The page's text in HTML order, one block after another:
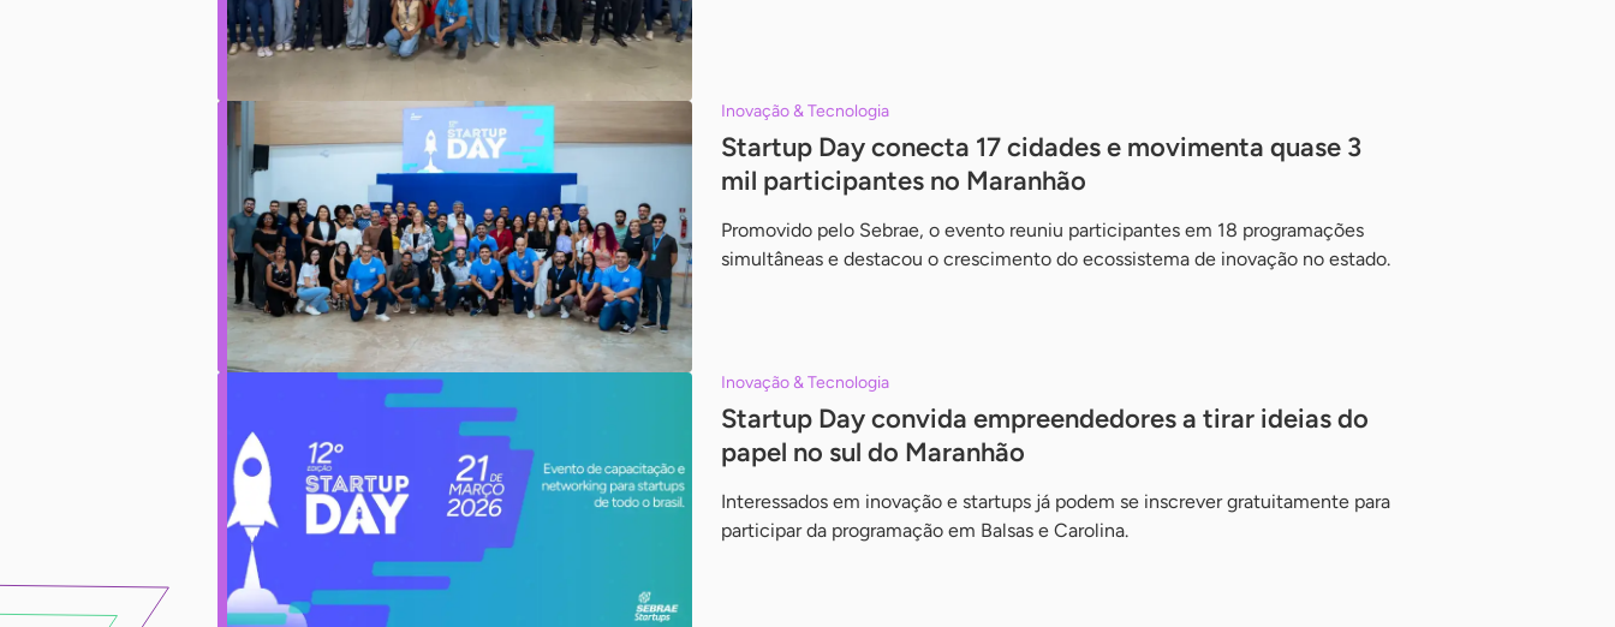
Inovação & Tecnologia
Startup Day conecta 17 cidades e movimenta quase 3
mil participantes no Maranhão
Promovido pelo Sebrae, o evento reuniu participantes em 18 programações
simultâneas e destacou o crescimento do ecossistema de inovação no estado.
Inovação & Tecnologia
Startup Day convida empreendedores a tirar ideias do
papel no sul do Maranhão
Interessados em inovação e startups já podem se inscrever gratuitamente para
participar da programação em Balsas e Carolina.